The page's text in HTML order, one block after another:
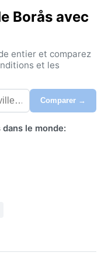
Borås avec
entier et comparez
et les
Comparer →
le monde: